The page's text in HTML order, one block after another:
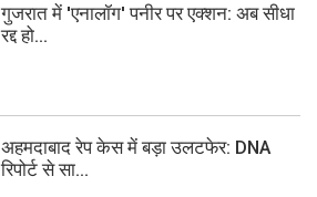
गुजरात में 'एनालॉग' पनीर पर एक्शन: अब सीधा
रद्द हो...
अहमदाबाद रेप केस में बड़ा उलटफेर: DNA
रिपोर्ट से सा...